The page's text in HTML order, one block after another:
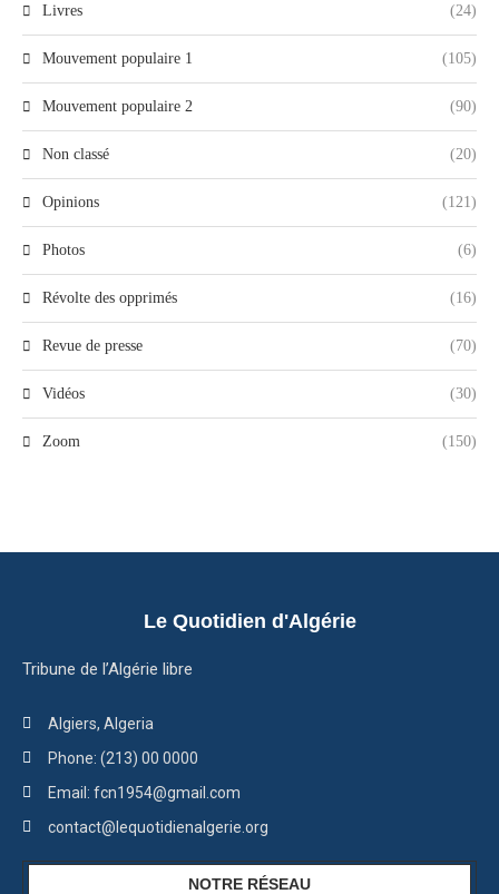
Livres (24)
Mouvement populaire 1 (105)
Mouvement populaire 2 (90)
Non classé (20)
Opinions (121)
Photos (6)
Révolte des opprimés (16)
Revue de presse (70)
Vidéos (30)
Zoom (150)
Le Quotidien d'Algérie
Tribune de l’Algérie libre
Algiers, Algeria
Phone: (213) 00 0000
Email: fcn1954@gmail.com
contact@lequotidienalgerie.org
NOTRE RÉSEAU